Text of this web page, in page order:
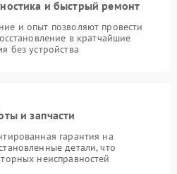
и быстрый ремонт
и опыт позволяют провести
в кратчайшие
без устройства
и запчасти
гарантия на
детали, что
неисправностей